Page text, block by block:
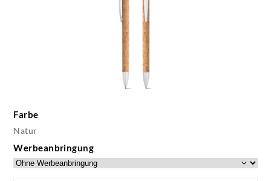
Farbe
Natur
Werbeanbringung